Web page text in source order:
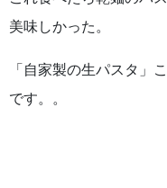
美味しかった。
「自家製の生パスタ」
です。。